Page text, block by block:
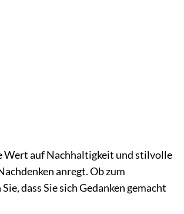
Wert auf Nachhaltigkeit und stilvolle
anregt. Ob zum
dass Sie sich Gedanken gemacht